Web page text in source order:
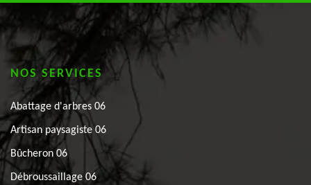
NOS SERVICES
Abattage d'arbres 06
Artisan paysagiste 06
Bûcheron 06
Débroussaillage 06